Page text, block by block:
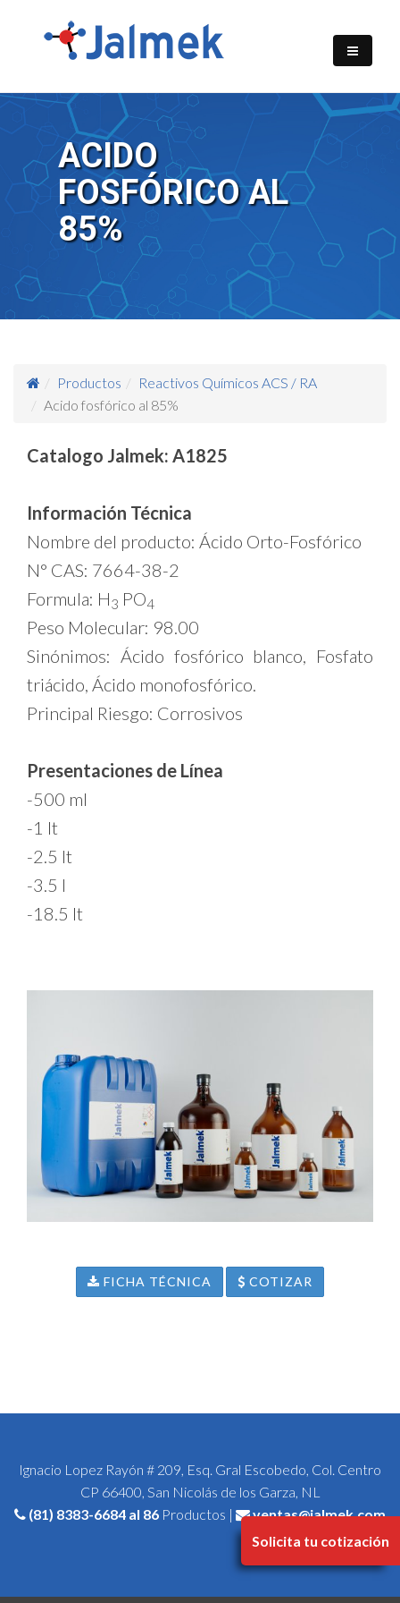
Solicita tu cotización
ACIDO
FOSFÓRICO AL
85%
Productos
Reactivos Químicos ACS / RA
Acido fosfórico al 85%
Catalogo Jalmek: A1825
Información Técnica
Nombre del producto: Ácido Orto-Fosfórico
N° CAS: 7664-38-2
Formula: H3 PO4
Peso Molecular: 98.00
Sinónimos: Ácido fosfórico blanco, Fosfato
triácido, Ácido monofosfórico.
Principal Riesgo: Corrosivos
Presentaciones de Línea
-500 ml
-1 lt
-2.5 lt
-3.5 l
-18.5 lt
FICHA TÉCNICA COTIZAR
Ignacio Lopez Rayón # 209, Esq. Gral Escobedo, Col. Centro
CP 66400, San Nicolás de los Garza, NL
(81) 8383-6684 al 86 Productos | ventas@jalmek.com